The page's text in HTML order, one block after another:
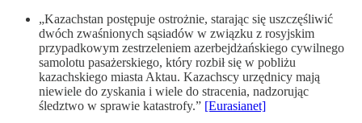
„Kazachstan postępuje ostrożnie, starając się uszczęśliwić
dwóch zwaśnionych sąsiadów w związku z rosyjskim
przypadkowym zestrzeleniem azerbejdżańskiego cywilnego
samolotu pasażerskiego, który rozbił się w pobliżu
kazachskiego miasta Aktau. Kazachscy urzędnicy mają
niewiele do zyskania i wiele do stracenia, nadzorując
śledztwo w sprawie katastrofy.” [Eurasianet]